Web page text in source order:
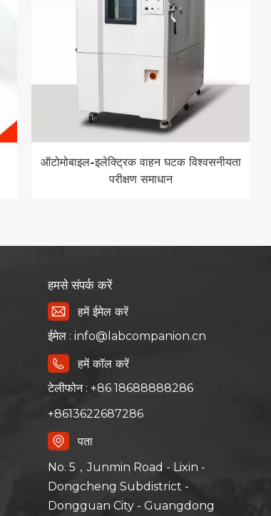
Tiếng Việt
ऑटोमोबाइल-इलेक्ट्रिक वाहन घटक विश्वसनीयता
परीक्षण समाधान
हमसे संपर्क करें
हमें ईमेल करें
ईमेल : info@labcompanion.cn
हमें कॉल करें
टेलीफोन : +86 18688888286
+8613622687286
पता
No. 5，Junmin Road - Lixin -
Dongcheng Subdistrict -
Dongguan City - Guangdong